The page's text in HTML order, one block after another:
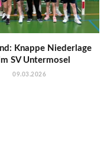
Knappe Niederlage
SV Untermosel
09.03.2026